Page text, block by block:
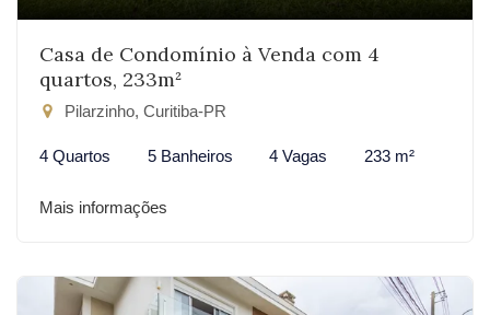
Casa de Condomínio à Venda com 4
quartos, 233m²
Pilarzinho, Curitiba-PR
4 Quartos 5 Banheiros 4 Vagas 233 m²
Mais informações